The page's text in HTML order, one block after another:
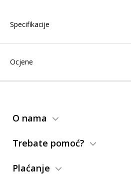
Specifikacije
Ocjene
O nama
Trebate pomoć?
Plaćanje